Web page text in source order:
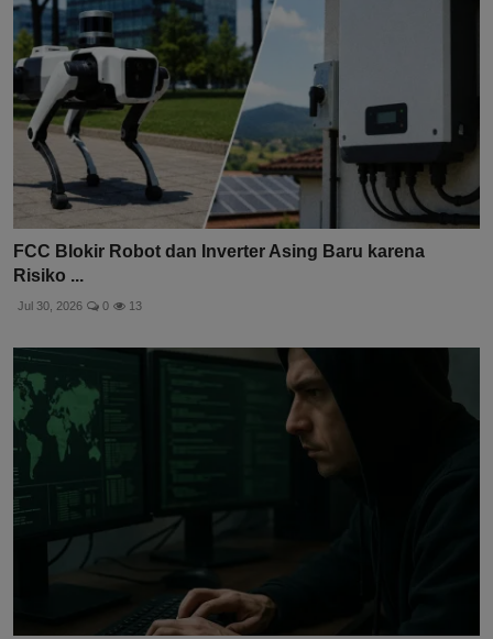
FCC Blokir Robot dan Inverter Asing Baru karena
Risiko ...
Jul 30, 2026 0 13